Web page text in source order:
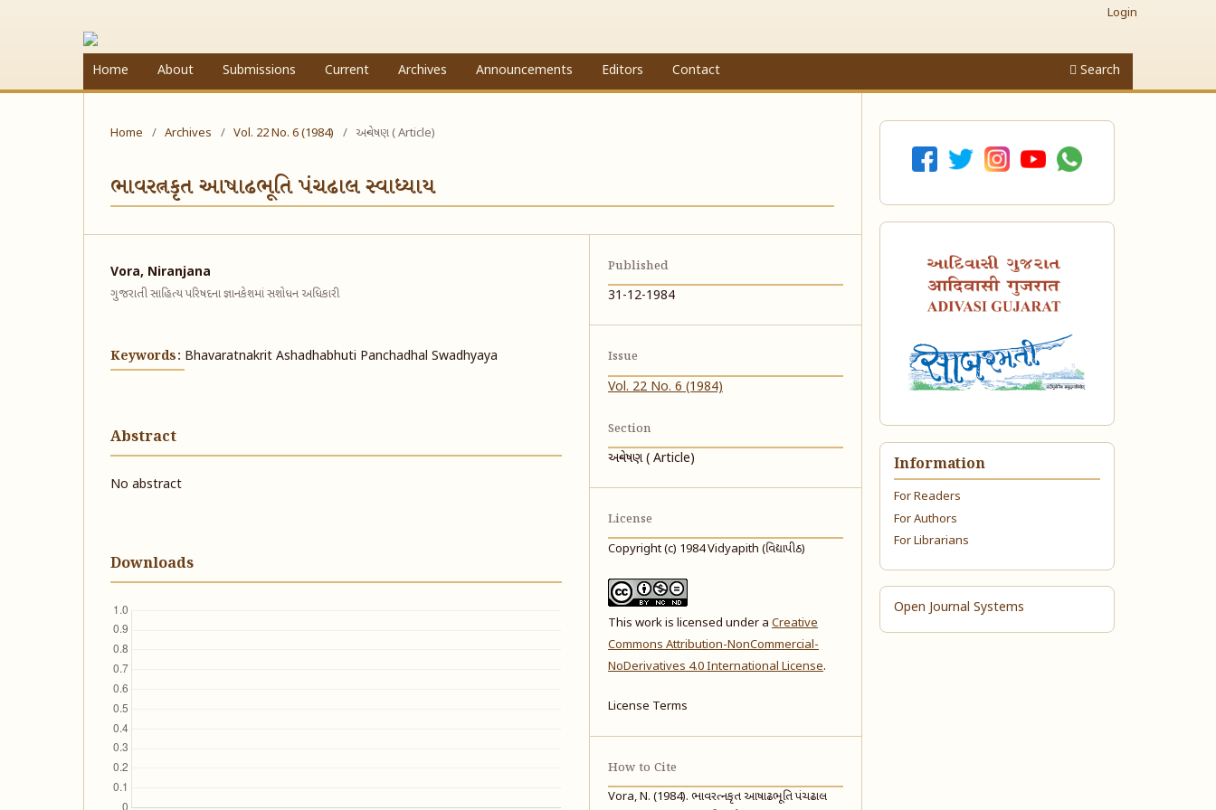
Home About Submissions Current Archives Announcements Editors Contact Search
Login
Home / Archives / Vol. 22 No. 6 (1984) / અન્વેષણ ( Article)
ભાવરત્નકૃત આષાઢભૂતિ પંચઢાલ સ્વાધ્યાય
Vora, Niranjana
ગુજરાતી સાહિત્ય પરિષદના જ્ઞાનકેશમાં સશોધન અધિકારી
Keywords: Bhavaratnakrit Ashadhabhuti Panchadhal Swadhyaya
Abstract
No abstract
Downloads
Published
31-12-1984
Issue
Vol. 22 No. 6 (1984)
Section
અન્વેષણ ( Article)
License
Copyright (c) 1984 Vidyapith (વિદ્યાપીઠ)
This work is licensed under aCreative
Commons Attribution-NonCommercial-
NoDerivatives 4.0 International License.
License Terms
How to Cite
Vora, N. (1984). ભાવરત્નકૃત આષાઢભૂતિ પંચઢાલ
Information
For Readers
For Authors
For Librarians
Open Journal Systems